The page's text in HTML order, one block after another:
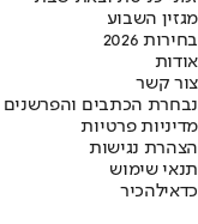
מגזין השבוע
בחירות 2026
אודות
צור קשר
נבחרת הכתבים והפרשנים
מדיניות פרטיות
הצהרת נגישות
תנאי שימוש
כדאילהכיר